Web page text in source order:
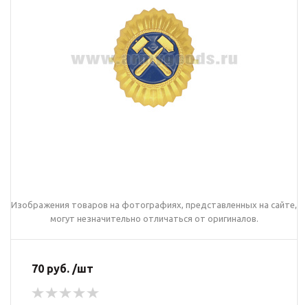
Изображения товаров на фотографиях, представленных на сайте,
могут незначительно отличаться от оригиналов.
70 руб. /шт